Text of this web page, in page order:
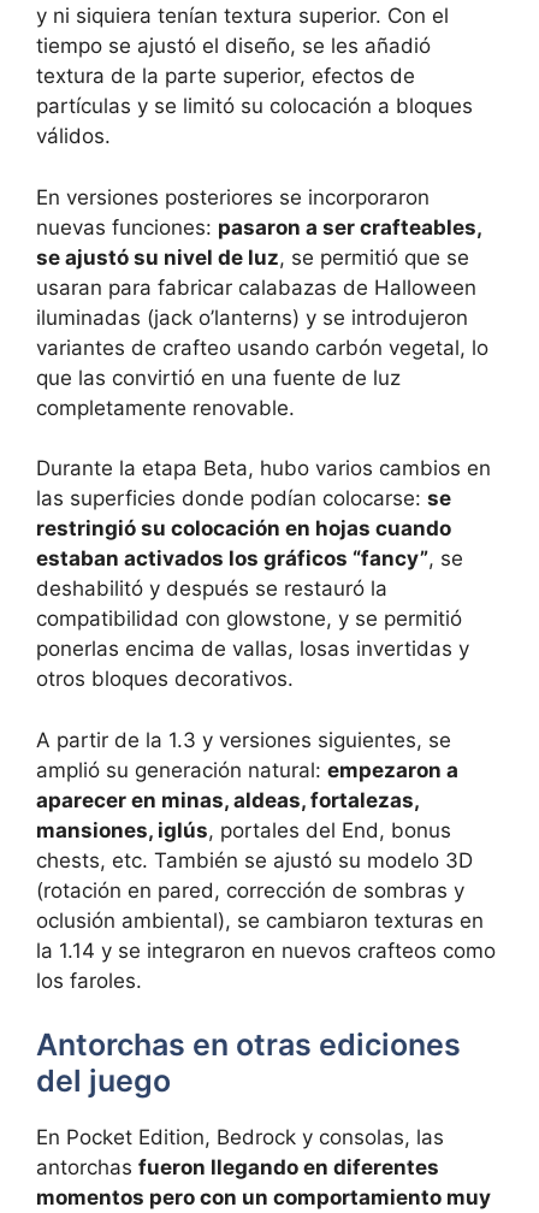
y ni siquiera tenían textura superior. Con el
tiempo se ajustó el diseño, se les añadió
textura de la parte superior, efectos de
partículas y se limitó su colocación a bloques
válidos.
En versiones posteriores se incorporaron
nuevas funciones: pasaron a ser crafteables,
se ajustó su nivel de luz, se permitió que se
usaran para fabricar calabazas de Halloween
iluminadas (jack o’lanterns) y se introdujeron
variantes de crafteo usando carbón vegetal, lo
que las convirtió en una fuente de luz
completamente renovable.
Durante la etapa Beta, hubo varios cambios en
las superficies donde podían colocarse: se
restringió su colocación en hojas cuando
estaban activados los gráficos “fancy”, se
deshabilitó y después se restauró la
compatibilidad con glowstone, y se permitió
ponerlas encima de vallas, losas invertidas y
otros bloques decorativos.
A partir de la 1.3 y versiones siguientes, se
amplió su generación natural: empezaron a
aparecer en minas, aldeas, fortalezas,
mansiones, iglús, portales del End, bonus
chests, etc. También se ajustó su modelo 3D
(rotación en pared, corrección de sombras y
oclusión ambiental), se cambiaron texturas en
la 1.14 y se integraron en nuevos crafteos como
los faroles.
Antorchas en otras ediciones
del juego
En Pocket Edition, Bedrock y consolas, las
antorchas fueron llegando en diferentes
momentos pero con un comportamiento muy